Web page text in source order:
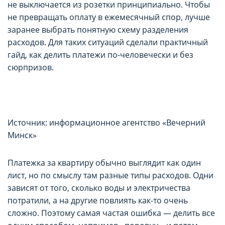
не выключается из розетки принципиально. Чтобы
не превращать оплату в ежемесячный спор, лучше
заранее выбрать понятную схему разделения
расходов. Для таких ситуаций сделали практичный
гайд, как делить платежи по-человечески и без
сюрпризов.
Источник: информационное агентство «Вечерний
Минск»
Платежка за квартиру обычно выглядит как один
лист, но по смыслу там разные типы расходов. Одни
зависят от того, сколько воды и электричества
потратили, а на другие повлиять как-то очень
сложно. Поэтому самая частая ошибка — делить все
функциональные (обязательные) cookie»,
без которых невозможно корректное
функционирование сайта domovita.by
(далее – Сайт).
изменить свой выбор настроек файлов
cookie (в т.ч. отозвать согласие) в любое
время в интерфейсе Сайта путем перехода
по ссылке в нижней части страницы Сайта
«Выбор настроек cookie».
Перед тем как совершить выбор настроек
функциональные (обязательные) cookie»,
без которых невозможно корректное
функционирование сайта domovita.by
(далее – Сайт).
изменить свой выбор настроек файлов
cookie (в т.ч. отозвать согласие) в любое
время в интерфейсе Сайта путем перехода
по ссылке в нижней части страницы Сайта
«Выбор настроек cookie».
Перед тем как совершить выбор настроек